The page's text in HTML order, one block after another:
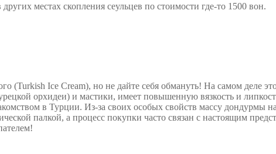
местах скопления сеульцев по стоимости где-то 1500 вон.
(Turkish Ice Cream), но не дайте себя обмануть! На самом деле
орхидеи) и мастики, имеет повышенную вязкость и
в Турции. Из-за своих особых свойств массу дондурмы
палкой, а процесс покупки часто связан с настоящим